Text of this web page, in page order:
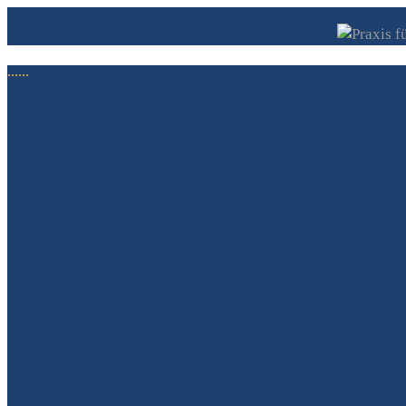
......